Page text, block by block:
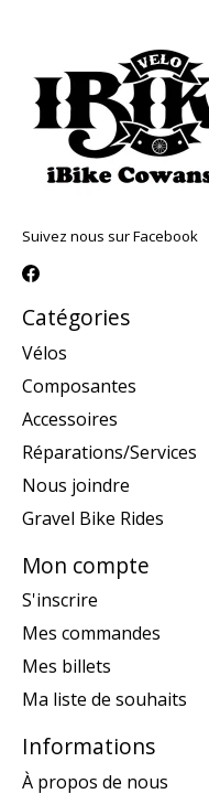
Suivez nous sur Facebook
Catégories
Vélos
Composantes
Accessoires
Réparations/Services
Nous joindre
Gravel Bike Rides
Mon compte
S'inscrire
Mes commandes
Mes billets
Ma liste de souhaits
Informations
À propos de nous